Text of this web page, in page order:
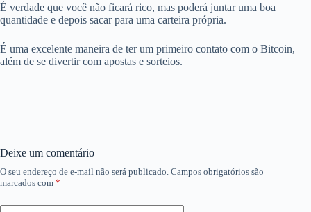
É verdade que você não ficará rico, mas poderá juntar uma boa
quantidade e depois sacar para uma carteira própria.
É uma excelente maneira de ter um primeiro contato com o Bitcoin,
além de se divertir com apostas e sorteios.
Deixe um comentário
O seu endereço de e-mail não será publicado. Campos obrigatórios são
marcados com *